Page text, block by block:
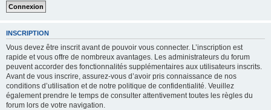
INSCRIPTION
Vous devez être inscrit avant de pouvoir vous connecter. L’inscription est
rapide et vous offre de nombreux avantages. Les administrateurs du forum
peuvent accorder des fonctionnalités supplémentaires aux utilisateurs inscrits.
Avant de vous inscrire, assurez-vous d’avoir pris connaissance de nos
conditions d’utilisation et de notre politique de confidentialité. Veuillez
également prendre le temps de consulter attentivement toutes les règles du
forum lors de votre navigation.